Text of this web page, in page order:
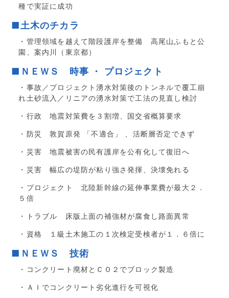
種で実証に成功
■土木のチカラ
・管理領域を越えて階段護岸を整備 高尾山ふもと公
園、案内川（東京都）
■ＮＥＷＳ 時事 ・ プロジェクト
・事故／プロジェクト湧水対策後のトンネルで覆工崩
れ土砂流入／リニアの湧水対策で工法の見直し検討
・行政 地震対策費を３割増、国交省概算要求
・防災 敦賀原発 「不適合」 、活断層否定できず
・災害 地震被害の民有護岸を公有化して復旧へ
・災害 幅広の堤防が粘り強さ発揮、決壊免れる
・プロジェクト 北陸新幹線の延伸事業費が最大２．
５倍
・トラブル 床版上面の補強材が腐食し路面異常
・資格 １級土木施工の１次検定受検者が１．６倍に
■ＮＥＷＳ 技術
・コンクリート廃材とＣＯ２でブロック製造
・ＡＩでコンクリート劣化進行を可視化